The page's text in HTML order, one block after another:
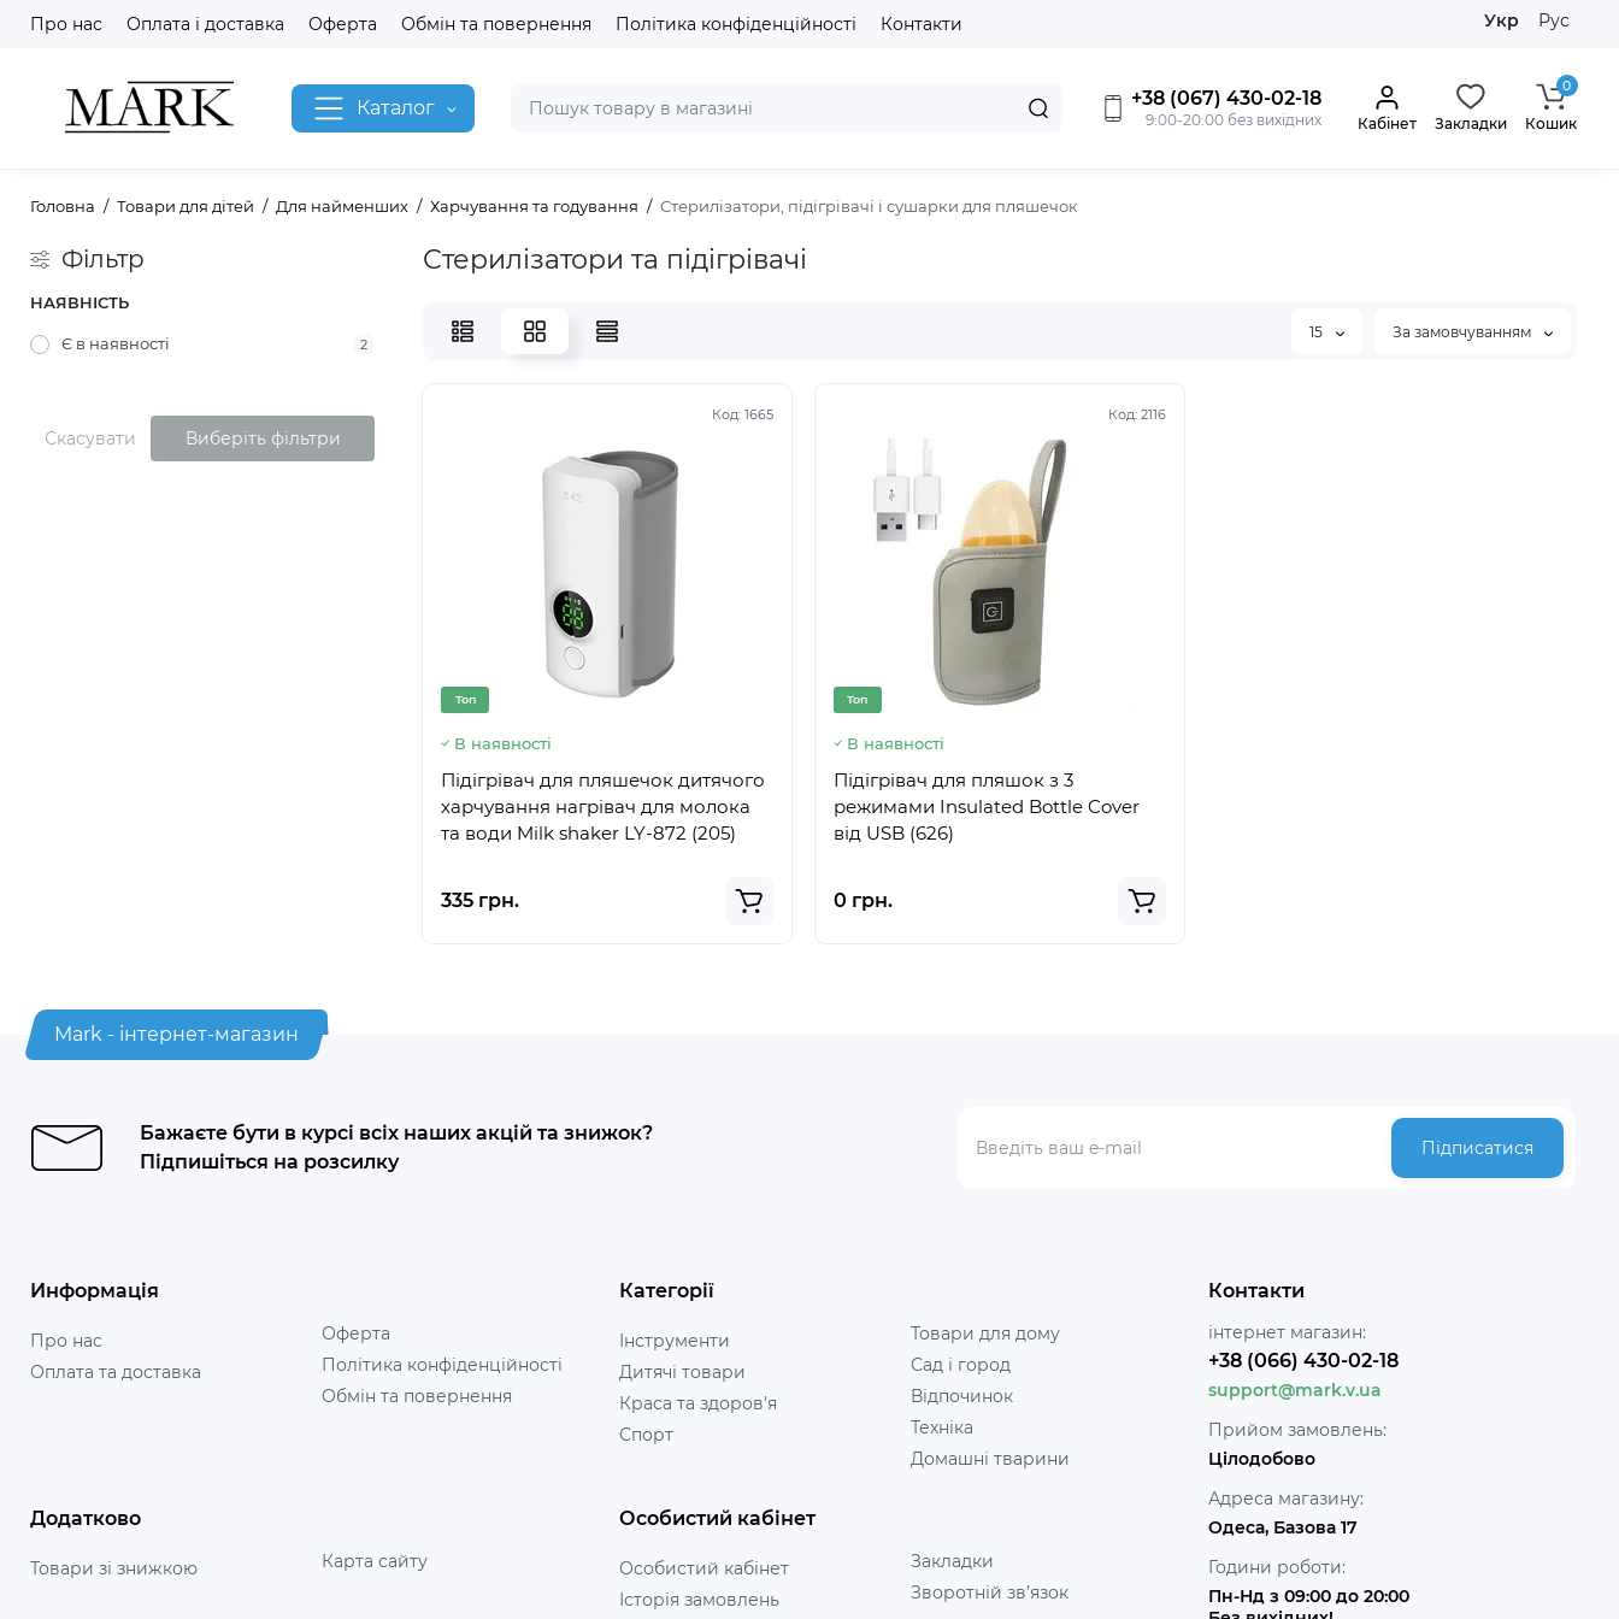
Про нас Оплата і доставка Оферта Обмін та повернення Політика конфіденційності Контакти Укр Рус
Каталог +38 (067) 430-02-18
9:00-20:00 без вихідних Кабінет Закладки
0
Кошик
Головна Товари для дітей Для найменших Харчування та годування Стерилізатори, підігрівачі і сушарки для пляшечок
Фільтр
НАЯВНІСТЬ
Є в наявності 2
Скасувати Виберіть фільтри
Стерилізатори та підігрівачі
15 За замовчуванням
Код: 1665
Топ
В наявності
Підігрівач для пляшечок дитячого
харчування нагрівач для молока
та води Milk shaker LY-872 (205)
335 грн.
Код: 2116
Топ
В наявності
Підігрівач для пляшок з 3
режимами Insulated Bottle Cover
від USB (626)
0 грн.
Mark - інтернет-магазин
Бажаєте бути в курсі всіх наших акцій та знижок?
Підпишіться на розсилку
Підписатися
Информація
Про нас
Оплата та доставка
Оферта
Політика конфіденційності
Обмін та повернення
Категорії
Інструменти
Дитячі товари
Краса та здоров'я
Спорт
Товари для дому
Сад і город
Відпочинок
Техніка
Домашні тварини
Додатково
Товари зі знижкою Карта сайту
Особистий кабінет
Особистий кабінет
Історія замовлень
Закладки
Зворотній зв’язок
Контакти
інтернет магазин:
+38 (066) 430-02-18
support@mark.v.ua
Прийом замовлень:
Цілодобово
Адреса магазину:
Одеса, Базова 17
Години роботи:
Пн-Нд з 09:00 до 20:00